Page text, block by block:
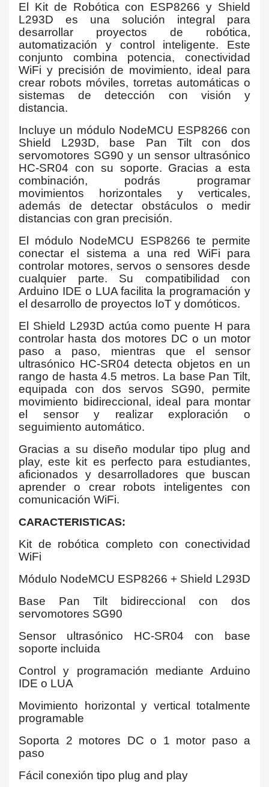
El Kit de Robótica con ESP8266 y Shield
L293D es una solución integral para
desarrollar proyectos de robótica,
automatización y control inteligente. Este
conjunto combina potencia, conectividad
WiFi y precisión de movimiento, ideal para
crear robots móviles, torretas automáticas o
sistemas de detección con visión y
distancia.
Incluye un módulo NodeMCU ESP8266 con
Shield L293D, base Pan Tilt con dos
servomotores SG90 y un sensor ultrasónico
HC-SR04 con su soporte. Gracias a esta
combinación, podrás programar
movimientos horizontales y verticales,
además de detectar obstáculos o medir
distancias con gran precisión.
El módulo NodeMCU ESP8266 te permite
conectar el sistema a una red WiFi para
controlar motores, servos o sensores desde
cualquier parte. Su compatibilidad con
Arduino IDE o LUA facilita la programación y
el desarrollo de proyectos IoT y domóticos.
El Shield L293D actúa como puente H para
controlar hasta dos motores DC o un motor
paso a paso, mientras que el sensor
ultrasónico HC-SR04 detecta objetos en un
rango de hasta 4.5 metros. La base Pan Tilt,
equipada con dos servos SG90, permite
movimiento bidireccional, ideal para montar
el sensor y realizar exploración o
seguimiento automático.
Gracias a su diseño modular tipo plug and
play, este kit es perfecto para estudiantes,
aficionados y desarrolladores que buscan
aprender o crear robots inteligentes con
comunicación WiFi.
CARACTERISTICAS:
Kit de robótica completo con conectividad
WiFi
Módulo NodeMCU ESP8266 + Shield L293D
Base Pan Tilt bidireccional con dos
servomotores SG90
Sensor ultrasónico HC-SR04 con base
soporte incluida
Control y programación mediante Arduino
IDE o LUA
Movimiento horizontal y vertical totalmente
programable
Soporta 2 motores DC o 1 motor paso a
paso
Fácil conexión tipo plug and play